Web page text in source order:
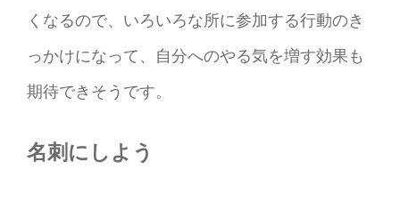
くなるので、いろいろな所に参加する行動のき
っかけになって、自分へのやる気を増す効果も
期待できそうです。
名刺にしよう